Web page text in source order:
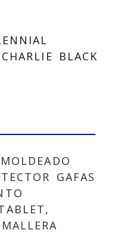
BLACK
GAFAS